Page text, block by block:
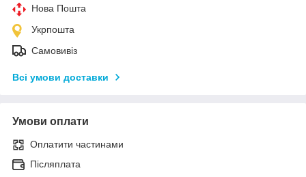
Нова Пошта
Укрпошта
Самовивіз
Всі умови доставки
Умови оплати
Оплатити частинами
Післяплата